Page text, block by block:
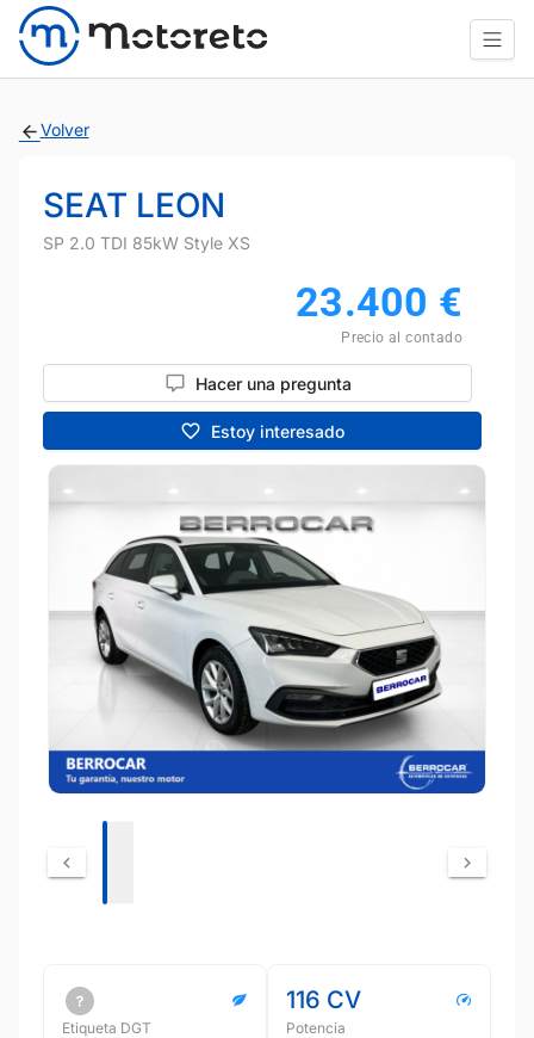
Volver
SEAT LEON
SP 2.0 TDI 85kW Style XS
23.400 €
Precio al contado
Hacer una pregunta
Estoy interesado
Etiqueta DGT
116 CV
Potencia